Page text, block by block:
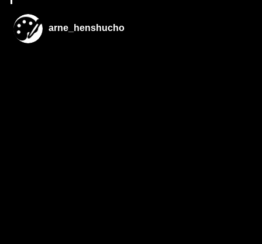
arne_henshucho